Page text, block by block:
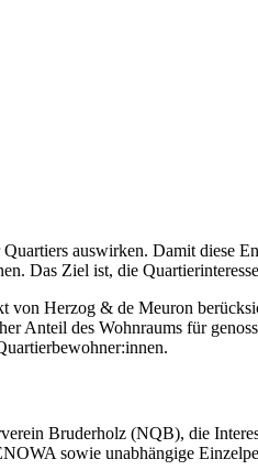
auswirken. Damit diese
Das Ziel ist, die
Herzog & de Meuron
Anteil des Wohnraums für
Bruderholz (NQB), die
sowie unabhängige